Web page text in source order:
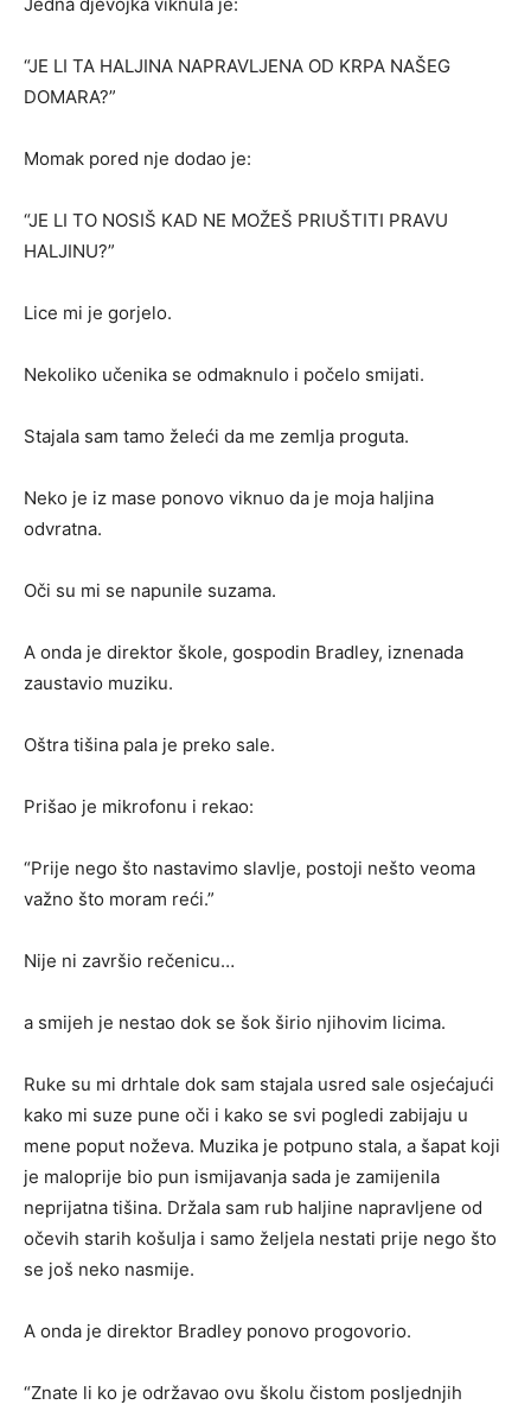
“JE LI TA HALJINA NAPRAVLJENA OD KRPA NAŠEG
DOMARA?”
Momak pored nje dodao je:
“JE LI TO NOSIŠ KAD NE MOŽEŠ PRIUŠTITI PRAVU
HALJINU?”
Lice mi je gorjelo.
Nekoliko učenika se odmaknulo i počelo smijati.
Stajala sam tamo želeći da me zemlja proguta.
Neko je iz mase ponovo viknuo da je moja haljina
odvratna.
Oči su mi se napunile suzama.
A onda je direktor škole, gospodin Bradley, iznenada
zaustavio muziku.
Oštra tišina pala je preko sale.
Prišao je mikrofonu i rekao:
“Prije nego što nastavimo slavlje, postoji nešto veoma
važno što moram reći.”
Nije ni završio rečenicu…
a smijeh je nestao dok se šok širio njihovim licima.
Ruke su mi drhtale dok sam stajala usred sale osjećajući
kako mi suze pune oči i kako se svi pogledi zabijaju u
mene poput noževa. Muzika je potpuno stala, a šapat koji
je maloprije bio pun ismijavanja sada je zamijenila
neprijatna tišina. Držala sam rub haljine napravljene od
očevih starih košulja i samo željela nestati prije nego što
se još neko nasmije.
A onda je direktor Bradley ponovo progovorio.
“Znate li ko je održavao ovu školu čistom posljednjih